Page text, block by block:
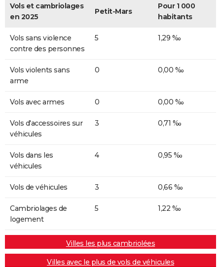
Vols et cambriolages
en 2025
Petit-Mars
Pour 1 000
habitants
Vols sans violence
contre des personnes
5 1,29 ‰
Vols violents sans
arme
0 0,00 ‰
Vols avec armes 0 0,00 ‰
Vols d'accessoires sur
véhicules
3 0,71 ‰
Vols dans les
véhicules
4 0,95 ‰
Vols de véhicules 3 0,66 ‰
Cambriolages de
logement
5 1,22 ‰
Villes les plus cambriolées
Villes avec le plus de vols de véhicules